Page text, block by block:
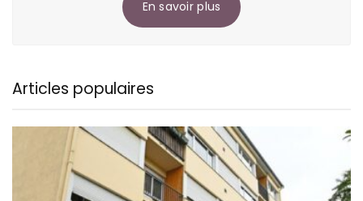
En savoir plus
Articles populaires